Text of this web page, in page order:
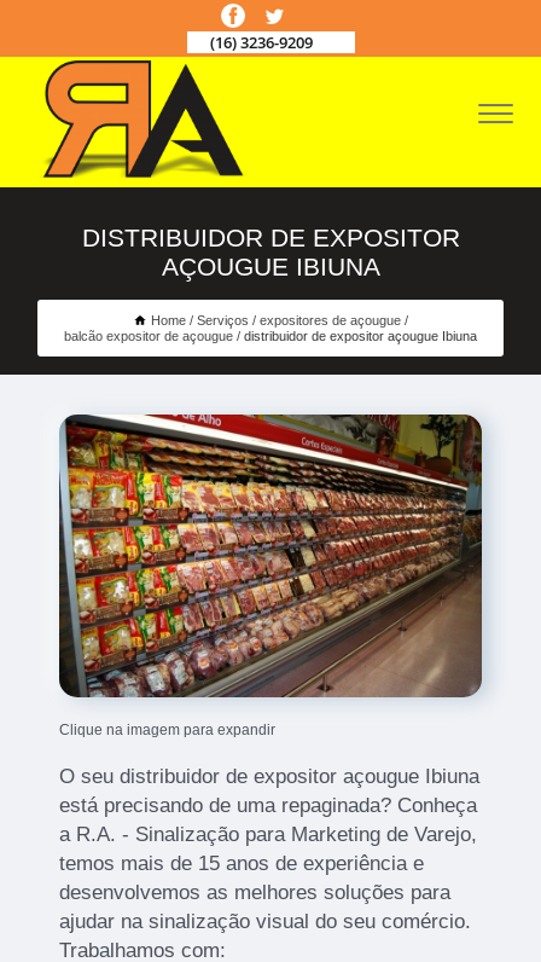
(16) 3236-9209
DISTRIBUIDOR DE EXPOSITOR
AÇOUGUE IBIUNA
Home Serviços
expositores de açougue
balcão expositor de açougue
distribuidor de expositor açougue Ibiuna
Clique na imagem para expandir
O seu distribuidor de expositor açougue Ibiuna
está precisando de uma repaginada? Conheça
a R.A. - Sinalização para Marketing de Varejo,
temos mais de 15 anos de experiência e
desenvolvemos as melhores soluções para
ajudar na sinalização visual do seu comércio.
Trabalhamos com: